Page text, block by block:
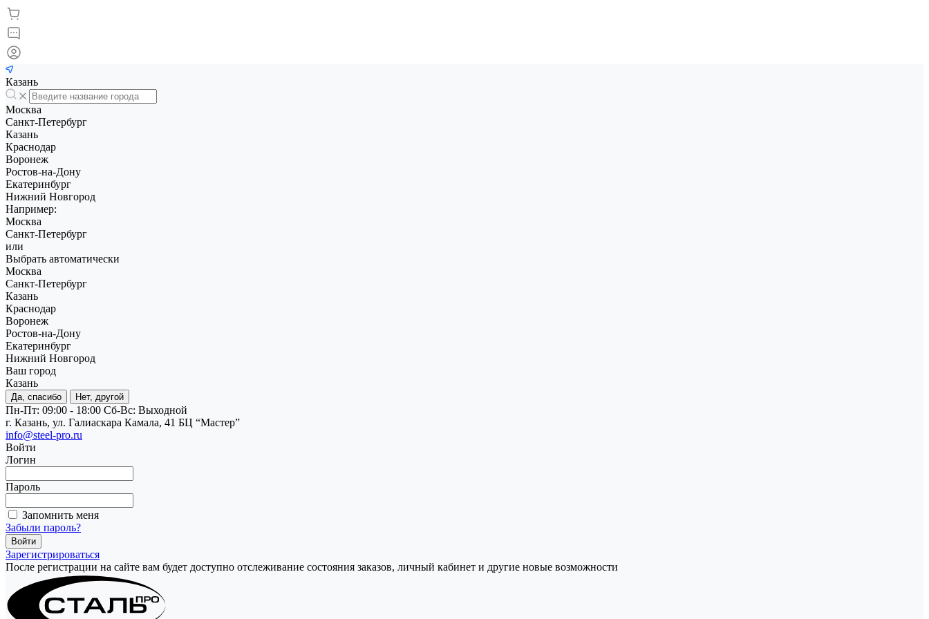
Казань
Москва
Санкт-Петербург
Казань
Краснодар
Воронеж
Ростов-на-Дону
Екатеринбург
Нижний Новгород
Например:
Москва
Санкт-Петербург
или
Выбрать автоматически
Москва
Санкт-Петербург
Казань
Краснодар
Воронеж
Ростов-на-Дону
Екатеринбург
Нижний Новгород
Ваш город
Казань
Да, спасибо Нет, другой
Пн-Пт: 09:00 - 18:00 Cб-Вс: Выходной
г. Казань, ул. Галиаскара Камала, 41 БЦ “Мастер”
info@steel-pro.ru
Войти
Логин
Пароль
Запомнить меня
Забыли пароль?
Зарегистрироваться
После регистрации на сайте вам будет доступно отслеживание состояния заказов, личный кабинет и другие новые возможности